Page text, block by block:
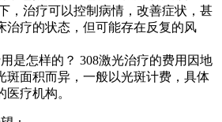
，治疗可以控制病情，改善症状，甚
治疗的状态，但可能存在反复的风
是怎样的？ 308激光治疗的费用因地
斑面积而异，一般以光斑计费，具体
疗机构。